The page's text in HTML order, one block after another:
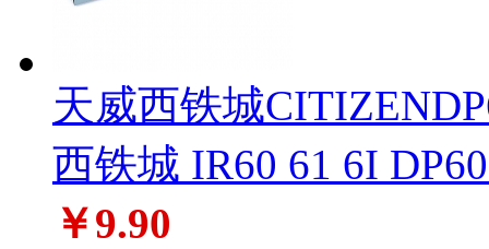
天威西铁城
西铁城 IR60 61 6I
￥9.90